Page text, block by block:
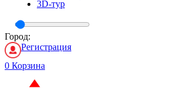
3D-тур
Город:
Регистрация
0 Корзина